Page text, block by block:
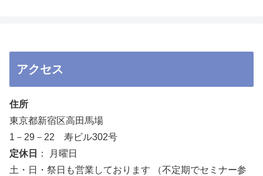
アクセス
住所
東京都新宿区高田馬場
1－29－22 寿ビル302号
定休日
： 月曜日
土・日・祭日も営業しております （不定期でセミナー参